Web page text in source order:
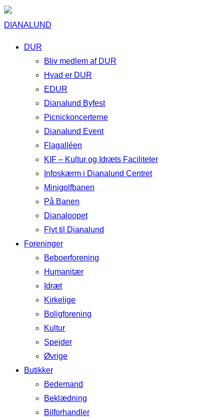
DIANALUND
DUR
Bliv medlem af DUR
Hvad er DUR
EDUR
Dianalund Byfest
Picnickoncerterne
Dianalund Event
Flagalléen
KIF – Kultur og Idræts Faciliteter
Infoskærm i Dianalund Centret
Minigolfbanen
På Banen
Dianaloopet
Flyt til Dianalund
Foreninger
Beboerforening
Humanitær
Idræt
Kirkelige
Boligforening
Kultur
Spejder
Øvrige
Butikker
Bedemand
Beklædning
Bilforhandler